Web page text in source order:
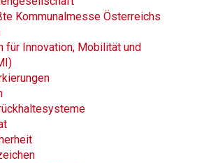
Kommunalmesse Österreichs
für Innovation, Mobilität und